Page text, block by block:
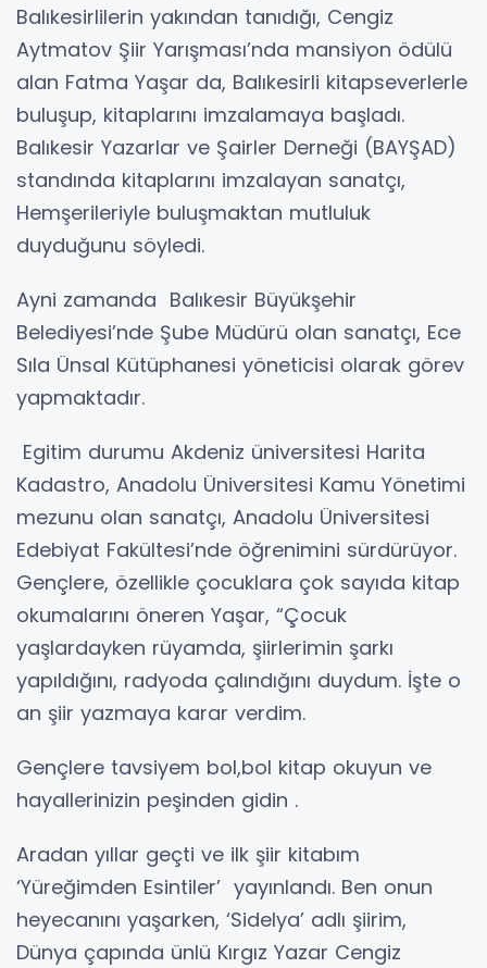
Balıkesirlilerin yakından tanıdığı, Cengiz
Aytmatov Şiir Yarışması’nda mansiyon ödülü
alan Fatma Yaşar da, Balıkesirli kitapseverlerle
buluşup, kitaplarını imzalamaya başladı.
Balıkesir Yazarlar ve Şairler Derneği (BAYŞAD)
standında kitaplarını imzalayan sanatçı,
Hemşerileriyle buluşmaktan mutluluk
duyduğunu söyledi.
Ayni zamanda Balıkesir Büyükşehir
Belediyesi’nde Şube Müdürü olan sanatçı, Ece
Sıla Ünsal Kütüphanesi yöneticisi olarak görev
yapmaktadır.
Egitim durumu Akdeniz üniversitesi Harita
Kadastro, Anadolu Üniversitesi Kamu Yönetimi
mezunu olan sanatçı, Anadolu Üniversitesi
Edebiyat Fakültesi’nde öğrenimini sürdürüyor.
Gençlere, özellikle çocuklara çok sayıda kitap
okumalarını öneren Yaşar, “Çocuk
yaşlardayken rüyamda, şiirlerimin şarkı
yapıldığını, radyoda çalındığını duydum. İşte o
an şiir yazmaya karar verdim.
Gençlere tavsiyem bol,bol kitap okuyun ve
hayallerinizin peşinden gidin .
Aradan yıllar geçti ve ilk şiir kitabım
‘Yüreğimden Esintiler’ yayınlandı. Ben onun
heyecanını yaşarken, ‘Sidelya’ adlı şiirim,
Dünya çapında ünlü Kırgız Yazar Cengiz